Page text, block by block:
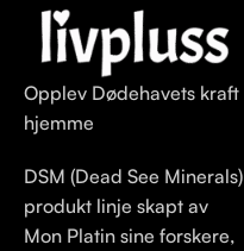
Opplev Dødehavets kraft
hjemme
DSM (Dead See Minerals)
produkt linje skapt av
Mon Platin sine forskere,